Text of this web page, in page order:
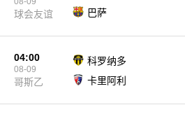
球会友谊 巴萨
04:00
08-09
哥斯乙
科罗纳多
卡里阿利